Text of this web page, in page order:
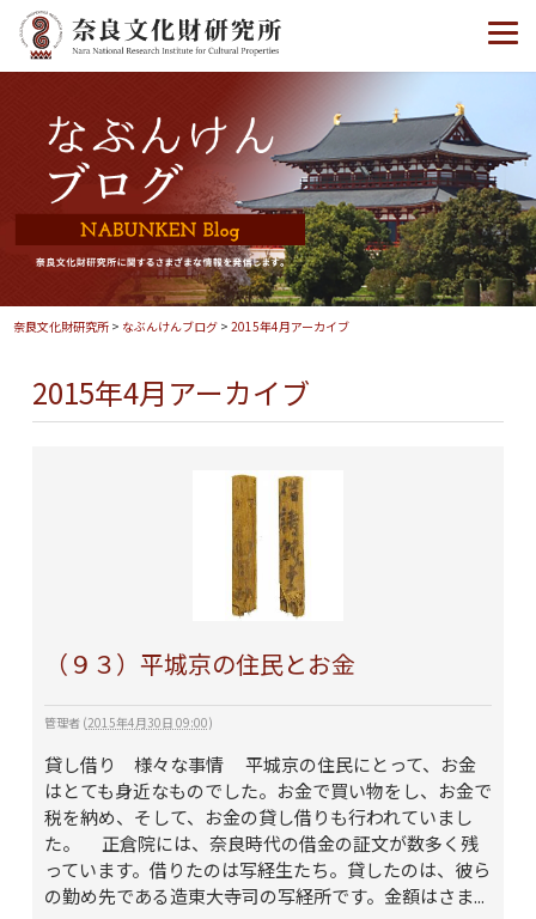
奈良文化財研究所 > なぶんけんブログ >2015年4月アーカイブ
2015年4月アーカイブ
（９３）平城京の住民とお金
管理者(2015年4月30日 09:00)
貸し借り 様々な事情 平城京の住民にとって、お金
はとても身近なものでした。お金で買い物をし、お金で
税を納め、そして、お金の貸し借りも行われていまし
た。 正倉院には、奈良時代の借金の証文が数多く残
っています。借りたのは写経生たち。貸したのは、彼ら
の勤め先である造東大寺司の写経所です。金額はさま...